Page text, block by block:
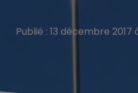
Publié : 13 décembre